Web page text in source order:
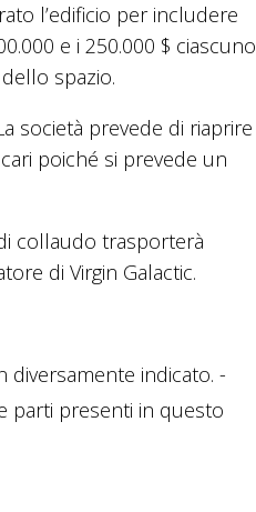
l’edificio per includere
e i 250.000 $ ciascuno
spazio.
società prevede di riaprire
poiché si prevede un
collaudo trasporterà
di Virgin Galactic.
diversamente indicato. -
parti presenti in questo